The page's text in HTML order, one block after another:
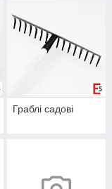
Граблі садові